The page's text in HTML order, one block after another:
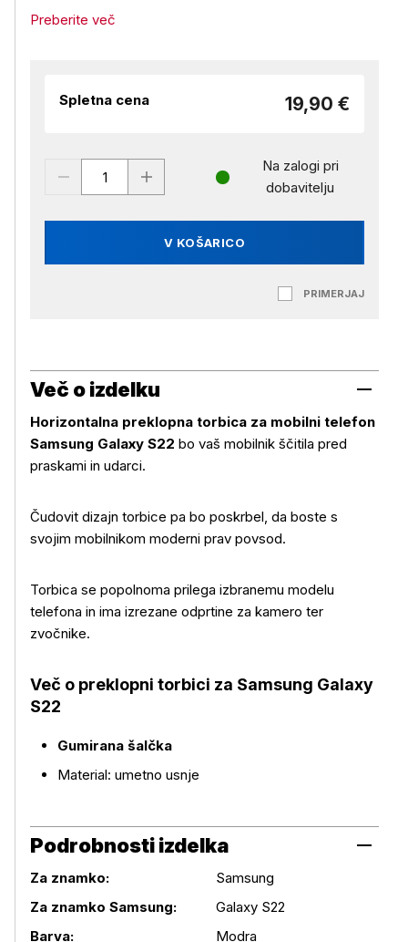
Preberite več
Spletna cena 19,90 €
V KOŠARICO
Na zalogi pri
dobavitelju
PRIMERJAJ
Več o izdelku
Več o izdelku
Horizontalna preklopna torbica za mobilni telefon
Samsung Galaxy S22 bo vaš mobilnik ščitila pred
praskami in udarci.
Čudovit dizajn torbice pa bo poskrbel, da boste s
svojim mobilnikom moderni prav povsod.
Torbica se popolnoma prilega izbranemu modelu
telefona in ima izrezane odprtine za kamero ter
zvočnike.
Več o preklopni torbici za Samsung Galaxy
S22
Gumirana šalčka
Material: umetno usnje
Podrobnosti izdelka
Za znamko:
Samsung
Za znamko Samsung:
Galaxy S22
Barva:
Modra